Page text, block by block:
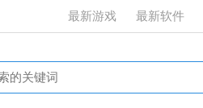
最新游戏 最新软件